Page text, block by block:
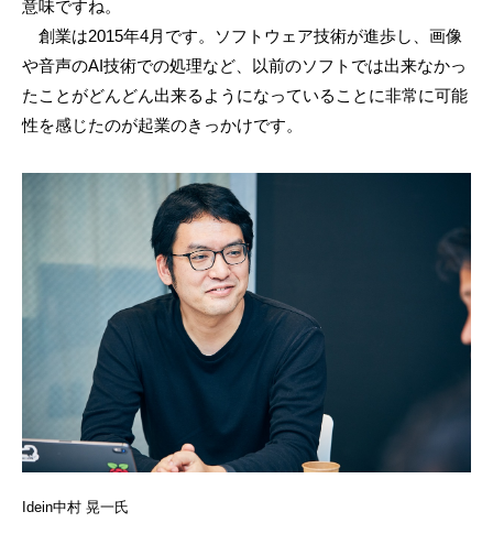
意味ですね。
創業は2015年4月です。ソフトウェア技術が進歩し、画像
や音声のAI技術での処理など、以前のソフトでは出来なかっ
たことがどんどん出来るようになっていることに非常に可能
性を感じたのが起業のきっかけです。
Idein中村 晃一氏